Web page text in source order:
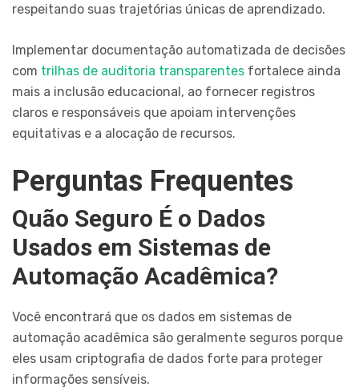
respeitando suas trajetórias únicas de aprendizado.
Implementar documentação automatizada de decisões
com trilhas de auditoria transparentes fortalece ainda
mais a inclusão educacional, ao fornecer registros
claros e responsáveis que apoiam intervenções
equitativas e a alocação de recursos.
Perguntas Frequentes
Quão Seguro É o Dados
Usados em Sistemas de
Automação Acadêmica?
Você encontrará que os dados em sistemas de
automação acadêmica são geralmente seguros porque
eles usam criptografia de dados forte para proteger
informações sensíveis.